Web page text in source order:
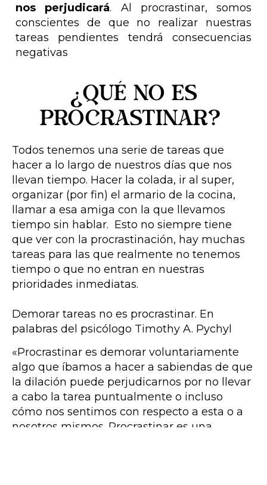
nos perjudicará. Al procrastinar, somos
conscientes de que no realizar nuestras
tareas pendientes tendrá consecuencias
negativas
¿Qué NO es
procrastinar?
Todos tenemos una serie de tareas que
hacer a lo largo de nuestros días que nos
llevan tiempo. Hacer la colada, ir al super,
organizar (por fin) el armario de la cocina,
llamar a esa amiga con la que llevamos
tiempo sin hablar. Esto no siempre tiene
que ver con la procrastinación, hay muchas
tareas para las que realmente no tenemos
tiempo o que no entran en nuestras
prioridades inmediatas.
Demorar tareas no es procrastinar. En
palabras del psicólogo Timothy A. Pychyl
«Procrastinar es demorar voluntariamente
algo que íbamos a hacer a sabiendas de que
la dilación puede perjudicarnos por no llevar
a cabo la tarea puntualmente o incluso
cómo nos sentimos con respecto a esta o a
nosotros mismos. Procrastinar es una